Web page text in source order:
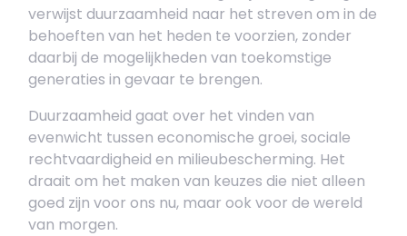
verwijst duurzaamheid naar het streven om in de
behoeften van het heden te voorzien, zonder
daarbij de mogelijkheden van toekomstige
generaties in gevaar te brengen.
Duurzaamheid gaat over het vinden van
evenwicht tussen economische groei, sociale
rechtvaardigheid en milieubescherming. Het
draait om het maken van keuzes die niet alleen
goed zijn voor ons nu, maar ook voor de wereld
van morgen.